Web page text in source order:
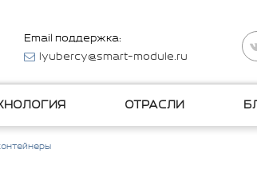
Email поддержка:
lyubercy@smart-module.ru
ОТРАСЛИ